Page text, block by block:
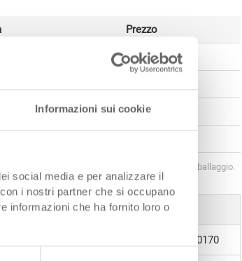
Informazioni sui cookie
social media e per analizzare il
i nostri partner che si occupano
informazioni che ha fornito loro o
Prezzo
CHF 17.60
CHF 14.65
I scaglioni di quantità corrispondono alle unità di imballaggio.
3-213Z-0 EL.0170